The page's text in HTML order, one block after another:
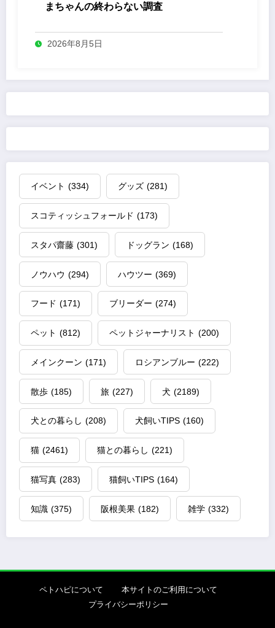
まちゃんの終わらない調査
2026年8月5日
イベント (334) グッズ (281)
スコティッシュフォールド (173)
スタパ齋藤 (301) ドッグラン (168)
ノウハウ (294) ハウツー (369)
フード (171) ブリーダー (274)
ペット (812) ペットジャーナリスト (200)
メインクーン (171) ロシアンブルー (222)
散歩 (185) 旅 (227) 犬 (2189)
犬との暮らし (208) 犬飼いTIPS (160)
猫 (2461) 猫との暮らし (221)
猫写真 (283) 猫飼いTIPS (164)
知識 (375) 阪根美果 (182) 雑学 (332)
ペトハピについて
本サイトのご利用について
プライバシーポリシー